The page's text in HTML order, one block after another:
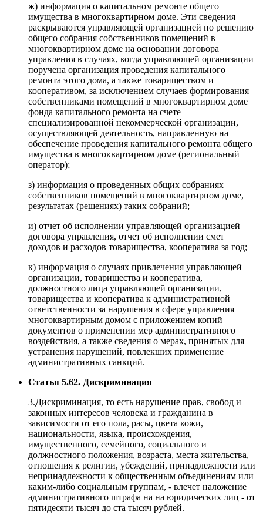
ж) информация о капитальном ремонте общего
имущества в многоквартирном доме. Эти сведения
раскрываются управляющей организацией по решению
общего собрания собственников помещений в
многоквартирном доме на основании договора
управления в случаях, когда управляющей организации
поручена организация проведения капитального
ремонта этого дома, а также товариществом и
кооперативом, за исключением случаев формирования
собственниками помещений в многоквартирном доме
фонда капитального ремонта на счете
специализированной некоммерческой организации,
осуществляющей деятельность, направленную на
обеспечение проведения капитального ремонта общего
имущества в многоквартирном доме (региональный
оператор);
з) информация о проведенных общих собраниях
собственников помещений в многоквартирном доме,
результатах (решениях) таких собраний;
и) отчет об исполнении управляющей организацией
договора управления, отчет об исполнении смет
доходов и расходов товарищества, кооператива за год;
к) информация о случаях привлечения управляющей
организации, товарищества и кооператива,
должностного лица управляющей организации,
товарищества и кооператива к административной
ответственности за нарушения в сфере управления
многоквартирным домом с приложением копий
документов о применении мер административного
воздействия, а также сведения о мерах, принятых для
устранения нарушений, повлекших применение
административных санкций.
Статья 5.62. Дискриминация
3.Дискриминация, то есть нарушение прав, свобод и
законных интересов человека и гражданина в
зависимости от его пола, расы, цвета кожи,
национальности, языка, происхождения,
имущественного, семейного, социального и
должностного положения, возраста, места жительства,
отношения к религии, убеждений, принадлежности или
непринадлежности к общественным объединениям или
каким-либо социальным группам, - влечет наложение
административного штрафа на на юридических лиц - от
пятидесяти тысяч до ста тысяч рублей.